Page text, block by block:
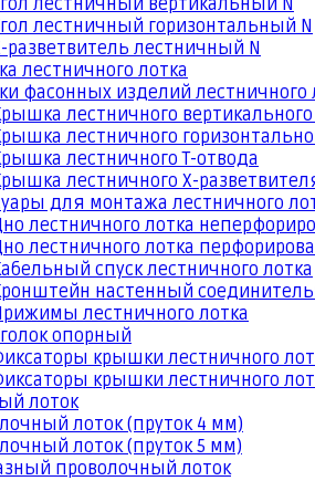
лестничный вертикальный N
лестничный горизонтальный N
разветвитель лестничный N
лестничного лотка
фасонных изделий лестничного
лестничного вертикального
лестничного
лестничного Т-отвода
лестничного Х-
для монтажа лестничного
лестничного лотка
лестничного лотка
спуск лестничного лотка
настенный
лестничного лотка
опорный
крышки лестничного
крышки лестничного
лоток
лоток (пруток 4 мм)
лоток (пруток 5 мм)
проволочный лоток